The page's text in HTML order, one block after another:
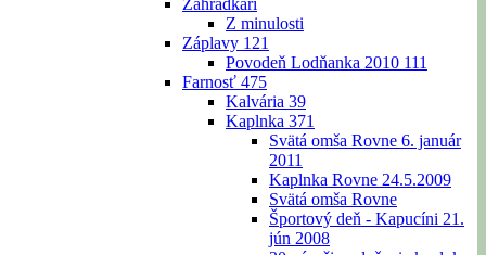
Záhradkári
Z minulosti
Záplavy 121
Povodeň Lodňanka 2010 111
Farnosť 475
Kalvária 39
Kaplnka 371
Svätá omša Rovne 6. január
2011
Kaplnka Rovne 24.5.2009
Svätá omša Rovne
Športový deň - Kapucíni 21.
jún 2008